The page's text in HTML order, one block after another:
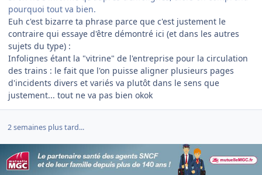
pourquoi tout va bien.
Euh c'est bizarre ta phrase parce que c'est justement le
contraire qui essaye d'être démontré ici (et dans les autres
sujets du type) :
Infolignes étant la "vitrine" de l'entreprise pour la circulation
des trains : le fait que l'on puisse aligner plusieurs pages
d'incidents divers et variés va plutôt dans le sens que
justement... tout ne va pas bien okok
2 semaines plus tard...